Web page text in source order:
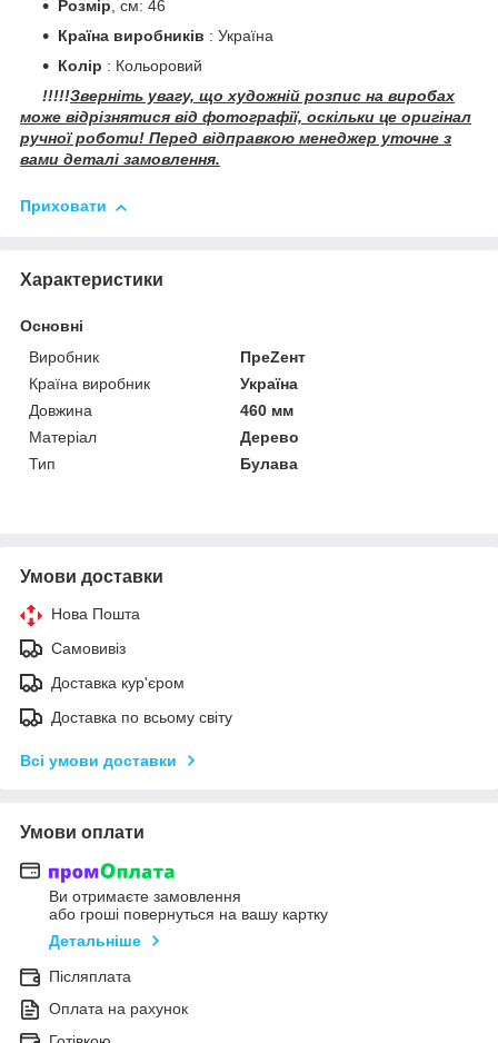
Розмір, см: 46
Країна виробників : Україна
Колір : Кольоровий
!!!!!Зверніть увагу, що художній розпис на виробах
може відрізнятися від фотографії, оскільки це оригінал
ручної роботи! Перед відправкою менеджер уточне з
вами деталі замовлення.
Приховати
Характеристики
Основні
Виробник
ПреZент
Країна виробник
Україна
Довжина
460 мм
Матеріал
Дерево
Тип
Булава
Умови доставки
Нова Пошта
Самовивіз
Доставка кур'єром
Доставка по всьому світу
Всі умови доставки
Умови оплати
Ви отримаєте замовлення
або гроші повернуться на вашу картку
Детальніше
Післяплата
Оплата на рахунок